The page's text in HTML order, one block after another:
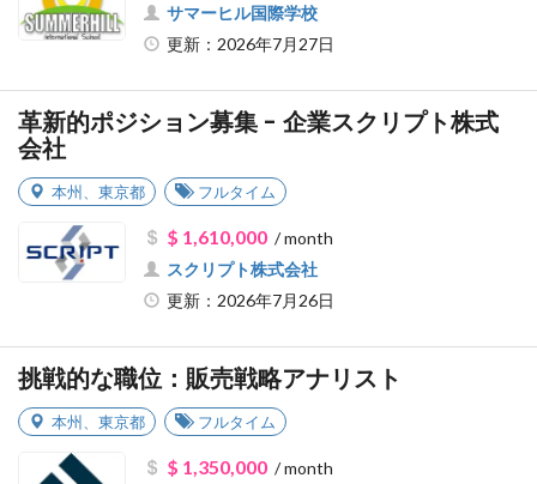
サマーヒル国際学校
更新：2026年7月27日
革新的ポジション募集 - 企業スクリプト株式
会社
本州 東京都 フルタイム
$ 1,610,000/ month
スクリプト株式会社
更新：2026年7月26日
挑戦的な職位：販売戦略アナリスト
本州 東京都 フルタイム
$ 1,350,000/ month